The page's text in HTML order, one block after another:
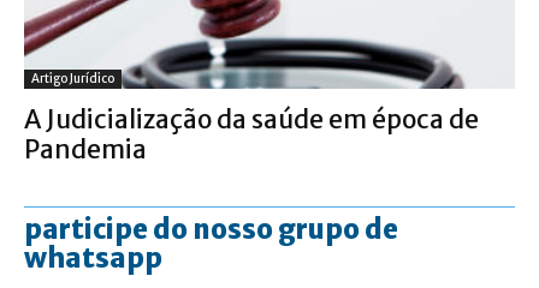
Artigo Jurídico
A Judicialização da saúde em época de
Pandemia
participe do nosso grupo de
whatsapp